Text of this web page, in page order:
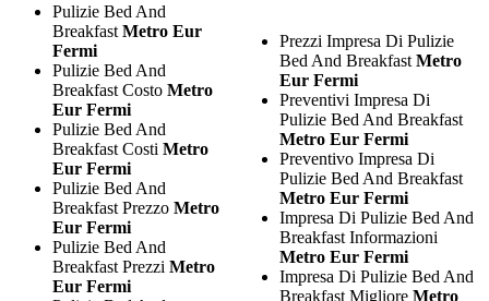
Pulizie Bed And
Breakfast Metro Eur
Fermi
Pulizie Bed And
Breakfast Costo Metro
Eur Fermi
Pulizie Bed And
Breakfast Costi Metro
Eur Fermi
Pulizie Bed And
Breakfast Prezzo Metro
Eur Fermi
Pulizie Bed And
Breakfast Prezzi Metro
Eur Fermi
Prezzi Impresa Di Pulizie
Bed And Breakfast Metro
Eur Fermi
Preventivi Impresa Di
Pulizie Bed And Breakfast
Metro Eur Fermi
Preventivo Impresa Di
Pulizie Bed And Breakfast
Metro Eur Fermi
Impresa Di Pulizie Bed And
Breakfast Informazioni
Metro Eur Fermi
Impresa Di Pulizie Bed And
Breakfast Migliore Metro